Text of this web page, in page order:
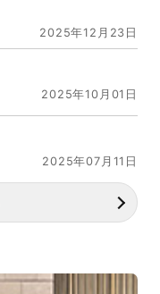
2025年12月23日
2025年10月01日
2025年07月11日